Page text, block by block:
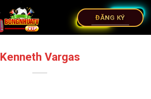
ĐĂNG KÝ
Kenneth Vargas